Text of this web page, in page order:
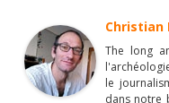
Christian
The long
le
dans notre